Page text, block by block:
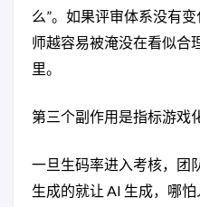
么”。如果评审体系没有
师越容易被淹没在看似合
里。
第三个副作用是指标游戏
一旦生码率进入考核，团
生成的就让 AI 生成，哪